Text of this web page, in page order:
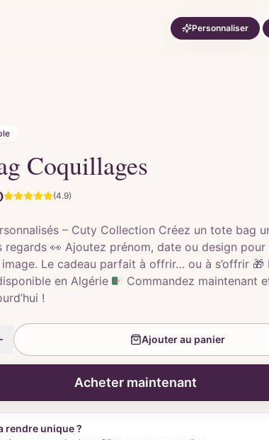
Personnaliser
Coquillages
(4.9)
– Cuty Collection Créez un tote bag
regards 👀 Ajoutez prénom, date ou design pour
Le cadeau parfait à offrir… ou à s’offrir 🎁
en Algérie 🇩🇿 Commandez maintenant
!
Ajouter au panier
Acheter maintenant
rendre unique ?